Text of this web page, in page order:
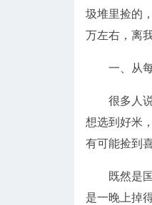
圾堆里捡的
万左右，离
一、从每
很多人说
想选到好米
有可能捡到
既然是国
是一晚上掉